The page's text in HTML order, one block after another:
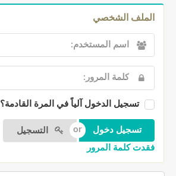
الملف الشخصي
تسجيل الدخول آلياً في المرة القادمة؟
التسجيل
فقدت كلمة المرور